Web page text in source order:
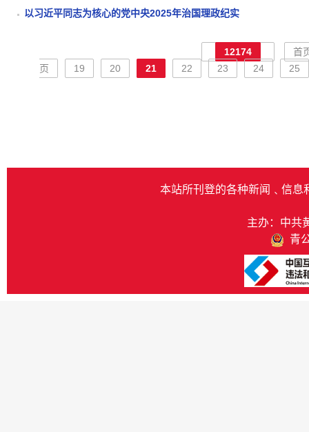
以习近平同志为核心的党中央2025年治国理政纪实
12174
首
页
19 20 21 22 23 24 25
本站所刊登的各种新闻﹑信息
主办：中共
青